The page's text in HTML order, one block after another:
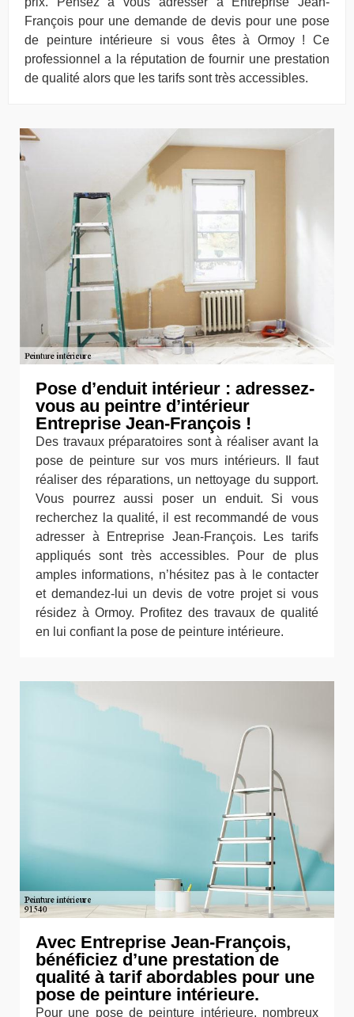
François pour une demande de devis pour une pose
de peinture intérieure si vous êtes à Ormoy ! Ce
professionnel a la réputation de fournir une prestation
de qualité alors que les tarifs sont très accessibles.
Pose d’enduit intérieur : adressez-
vous au peintre d’intérieur
Entreprise Jean-François !
Des travaux préparatoires sont à réaliser avant la
pose de peinture sur vos murs intérieurs. Il faut
réaliser des réparations, un nettoyage du support.
Vous pourrez aussi poser un enduit. Si vous
recherchez la qualité, il est recommandé de vous
adresser à Entreprise Jean-François. Les tarifs
appliqués sont très accessibles. Pour de plus
amples informations, n’hésitez pas à le contacter
et demandez-lui un devis de votre projet si vous
résidez à Ormoy. Profitez des travaux de qualité
en lui confiant la pose de peinture intérieure.
Avec Entreprise Jean-François,
bénéficiez d’une prestation de
qualité à tarif abordables pour une
pose de peinture intérieure.
Pour une pose de peinture intérieure, nombreux